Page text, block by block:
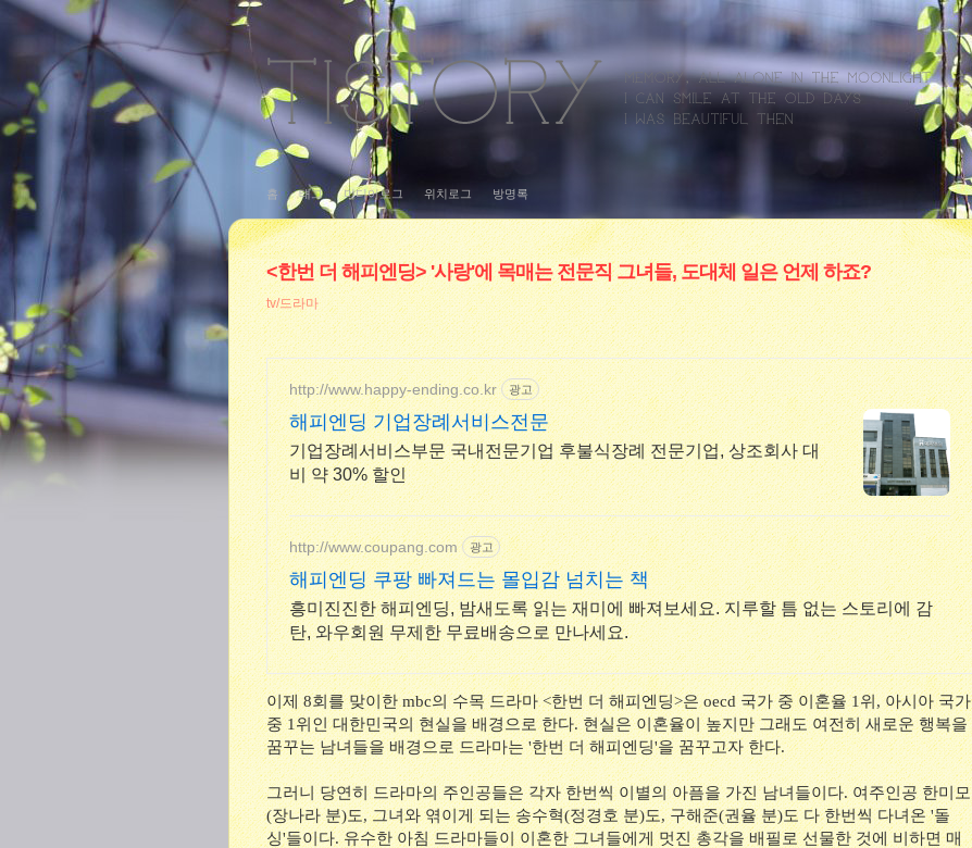
홈 태그 미디어로그 위치로그 방명록
<한번 더 해피엔딩> '사랑'에 목매는 전문직 그녀들, 도대체 일은 언제 하죠?
tv/드라마
http://www.happy-ending.co.kr 광고
해피엔딩 기업장례서비스전문
기업장례서비스부문 국내전문기업 후불식장례 전문기업, 상조회사 대
비 약 30% 할인
http://www.coupang.com 광고
해피엔딩 쿠팡 빠져드는 몰입감 넘치는 책
흥미진진한 해피엔딩, 밤새도록 읽는 재미에 빠져보세요. 지루할 틈 없는 스토리에 감
탄, 와우회원 무제한 무료배송으로 만나세요.
이제 8회를 맞이한 mbc의 수목 드라마 <한번 더 해피엔딩>은 oecd 국가 중 이혼율 1위, 아시아 국가
중 1위인 대한민국의 현실을 배경으로 한다. 현실은 이혼율이 높지만 그래도 여전히 새로운 행복을
꿈꾸는 남녀들을 배경으로 드라마는 '한번 더 해피엔딩'을 꿈꾸고자 한다.
그러니 당연히 드라마의 주인공들은 각자 한번씩 이별의 아픔을 가진 남녀들이다. 여주인공 한미모
(장나라 분)도, 그녀와 엮이게 되는 송수혁(정경호 분)도, 구해준(권율 분)도 다 한번씩 다녀온 '돌
싱'들이다. 유수한 아침 드라마들이 이혼한 그녀들에게 멋진 총각을 배필로 선물한 것에 비하면 매